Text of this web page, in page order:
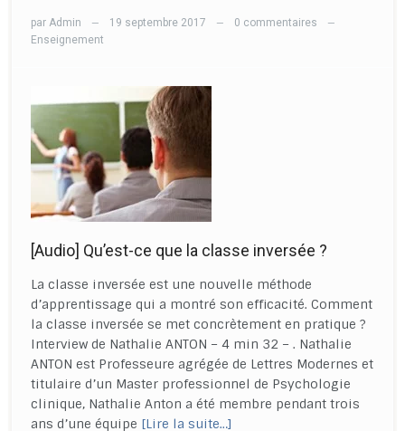
par Admin — 19 septembre 2017 — 0 commentaires —
Enseignement
[Audio] Qu’est-ce que la classe inversée ?
La classe inversée est une nouvelle méthode
d’apprentissage qui a montré son efficacité. Comment
la classe inversée se met concrètement en pratique ?
Interview de Nathalie ANTON – 4 min 32 – . Nathalie
ANTON est Professeure agrégée de Lettres Modernes et
titulaire d’un Master professionnel de Psychologie
clinique, Nathalie Anton a été membre pendant trois
ans d’une équipe [Lire la suite…]